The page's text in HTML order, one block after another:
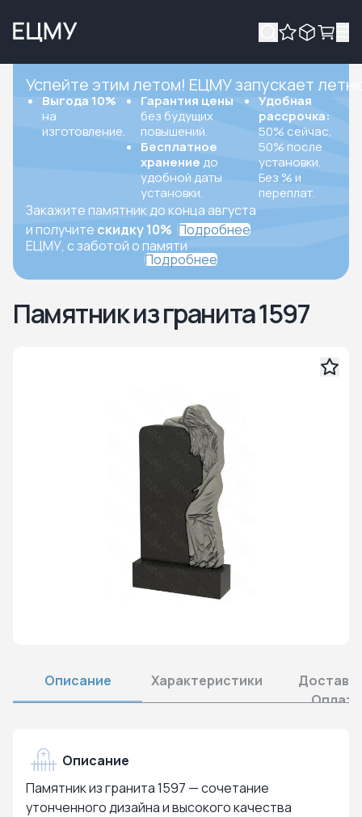
Успейте этим летом! ЕЦМУ запускает
Выгода 10%
на
изготовление.
Гарантия цены
без будущих
повышений.
Бесплатное
хранение до
удобной даты
установки.
Удобная
рассрочка:
50% сейчас,
50% после
установки.
Без % и
переплат.
Закажите памятник до конца августа
и получите скидку 10% Подробнее
ЕЦМУ, с заботой о памяти
Подробнее
Памятник из гранита 1597
Описание Характеристики
Оплата
Описание
Памятник из гранита 1597 — сочетание
утонченного дизайна и высокого качества